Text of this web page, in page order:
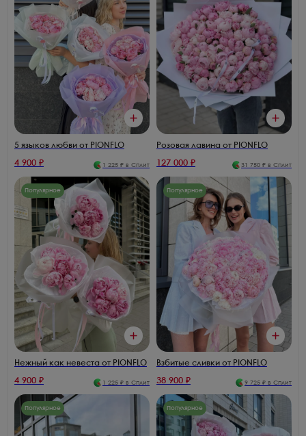
5 языков любви от PIONFLO
4 900 ₽ 1 225 ₽ в Сплит
Розовая лавина от PIONFLO
127 000 ₽ 31 750 ₽ в Сплит
Популярное
Нежный как невеста от PIONFLO
4 900 ₽ 1 225 ₽ в Сплит
Популярное
Взбитые сливки от PIONFLO
38 900 ₽ 9 725 ₽ в Сплит
Популярное Популярное